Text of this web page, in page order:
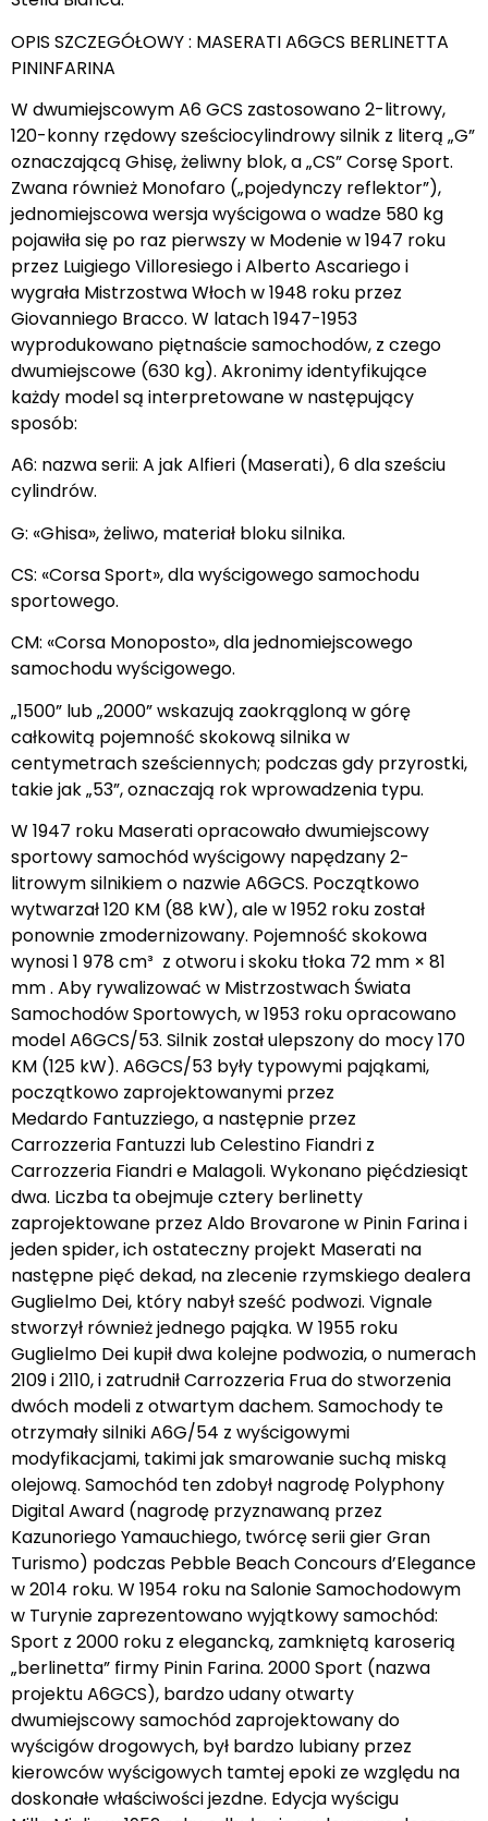
OPIS SZCZEGÓŁOWY : MASERATI A6GCS BERLINETTA
PININFARINA
W dwumiejscowym A6 GCS zastosowano 2-litrowy,
120-konny rzędowy sześciocylindrowy silnik z literą „G”
oznaczającą Ghisę, żeliwny blok, a „CS” Corsę Sport.
Zwana również Monofaro („pojedynczy reflektor”),
jednomiejscowa wersja wyścigowa o wadze 580 kg
pojawiła się po raz pierwszy w Modenie w 1947 roku
przez Luigiego Villoresiego i Alberto Ascariego i
wygrała Mistrzostwa Włoch w 1948 roku przez
Giovanniego Bracco. W latach 1947-1953
wyprodukowano piętnaście samochodów, z czego
dwumiejscowe (630 kg). Akronimy identyfikujące
każdy model są interpretowane w następujący
sposób:
A6: nazwa serii: A jak Alfieri (Maserati), 6 dla sześciu
cylindrów.
G: «Ghisa», żeliwo, materiał bloku silnika.
CS: «Corsa Sport», dla wyścigowego samochodu
sportowego.
CM: «Corsa Monoposto», dla jednomiejscowego
samochodu wyścigowego.
„1500” lub „2000” wskazują zaokrągloną w górę
całkowitą pojemność skokową silnika w
centymetrach sześciennych; podczas gdy przyrostki,
takie jak „53”, oznaczają rok wprowadzenia typu.
W 1947 roku Maserati opracowało dwumiejscowy
sportowy samochód wyścigowy napędzany 2-
litrowym silnikiem o nazwie A6GCS. Początkowo
wytwarzał 120 KM (88 kW), ale w 1952 roku został
ponownie zmodernizowany. Pojemność skokowa
wynosi 1 978 cm³ z otworu i skoku tłoka 72 mm × 81
mm . Aby rywalizować w Mistrzostwach Świata
Samochodów Sportowych, w 1953 roku opracowano
model A6GCS/53. Silnik został ulepszony do mocy 170
KM (125 kW). A6GCS/53 były typowymi pająkami,
początkowo zaprojektowanymi przez
Medardo Fantuzziego, a następnie przez
Carrozzeria Fantuzzi lub Celestino Fiandri z
Carrozzeria Fiandri e Malagoli. Wykonano pięćdziesiąt
dwa. Liczba ta obejmuje cztery berlinetty
zaprojektowane przez Aldo Brovarone w Pinin Farina i
jeden spider, ich ostateczny projekt Maserati na
następne pięć dekad, na zlecenie rzymskiego dealera
Guglielmo Dei, który nabył sześć podwozi. Vignale
stworzył również jednego pająka. W 1955 roku
Guglielmo Dei kupił dwa kolejne podwozia, o numerach
2109 i 2110, i zatrudnił Carrozzeria Frua do stworzenia
dwóch modeli z otwartym dachem. Samochody te
otrzymały silniki A6G/54 z wyścigowymi
modyfikacjami, takimi jak smarowanie suchą miską
olejową. Samochód ten zdobył nagrodę Polyphony
Digital Award (nagrodę przyznawaną przez
Kazunoriego Yamauchiego, twórcę serii gier Gran
Turismo) podczas Pebble Beach Concours d’Elegance
w 2014 roku. W 1954 roku na Salonie Samochodowym
w Turynie zaprezentowano wyjątkowy samochód:
Sport z 2000 roku z elegancką, zamkniętą karoserią
„berlinetta” firmy Pinin Farina. 2000 Sport (nazwa
projektu A6GCS), bardzo udany otwarty
dwumiejscowy samochód zaprojektowany do
wyścigów drogowych, był bardzo lubiany przez
kierowców wyścigowych tamtej epoki ze względu na
doskonałe właściwości jezdne. Edycja wyścigu